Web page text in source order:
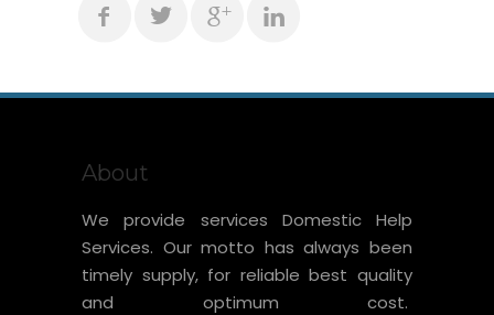
About
We provide services Domestic Help
Services. Our motto has always been
timely supply, for reliable best quality
and optimum cost.